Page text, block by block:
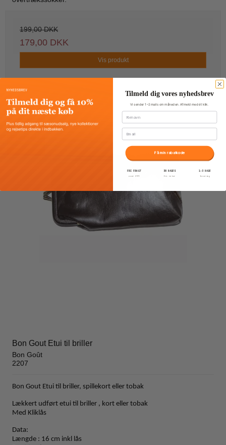
199,00 DKK
179,00 DKK
Vis produkt
Bon Gout Etui til briller
Bon Goût
2207
Bon Gout Etui til briller, spillekort eller tobak
Lækkert udført etui til briller , kort eller tobak
Med Kliklås
Data:
Længde : 16 cm inkl lås
Tilmeld dig vores nyhedsbrev
Vi sender 1–2 mails om måneden. Afmeld med ét klik.
Fornavn
Email
Få min rabatkode
FRI FRAGT
over 399
30 DAGES
fri retur
1–3 DAGE
levering